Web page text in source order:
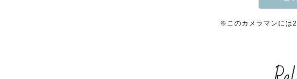
カメラマンになって7年、ウエ
ニューボーン〜七五三　まで
※このカメラマンには